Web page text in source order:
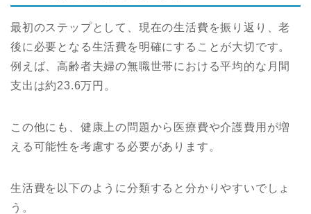
最初のステップとして、現在の生活費を振り返り、老
後に必要となる生活費を明確にすることが大切です。
例えば、高齢者夫婦の無職世帯における平均的な月間
支出は約23.6万円。
この他にも、健康上の問題から医療費や介護費用が増
える可能性を考慮する必要があります。
生活費を以下のように分類すると分かりやすいでしょ
う。